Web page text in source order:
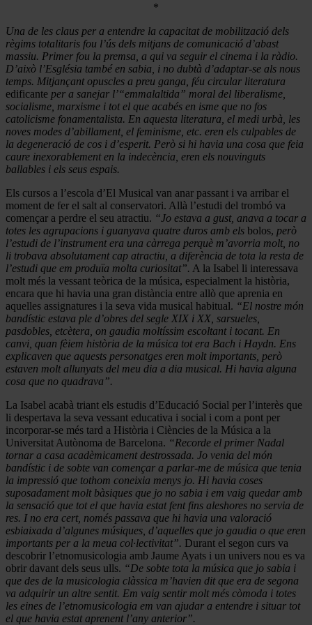
*
Una de les claus per a entendre la capacitat de mobilització dels
règims totalitaris fou l’ús dels mitjans de comunicació d’abast
massiu. Primer fou la premsa, a qui va seguir el cinema i la ràdio.
D’això l’Església també en sabia, i no dubtà d’adaptar-se als nous
temps. Mitjançant opuscles a preu ganga, féu circular literatura
edificante per a sanejar l’“emmalaltida” moral del liberalisme,
socialisme, marxisme i tot el que acabés en isme que no fos
catolicisme fonamentalista. En aquesta literatura, el medi urbà, les
noves modes d’abillament, el feminisme, etc. eren els culpables de
la degeneració de cos i d’esperit. Però si hi havia una cosa que feia
caure inexorablement en la indecència, eren els nouvinguts
ballables i els seus espais.
Els cursos a l’escola d’El Musical van anar passant i va arribar el
moment de fer el salt al conservatori. Allà l’estudi del trombó va
començar a perdre el seu atractiu. “Jo estava a gust, anava a tocar a
totes les agrupacions i guanyava quatre duros amb els bolos, però
l’estudi de l’instrument era una càrrega perquè m’avorria molt, no
li trobava absolutament cap atractiu, a diferència de tota la resta de
l’estudi que em produïa molta curiositat”. A la Isabel li interessava
molt més la vessant teòrica de la música, especialment la història,
encara que hi havia una gran distància entre allò que aprenia en
aquelles assignatures i la seva vida musical habitual. “El nostre món
bandístic estava ple d’obres del segle XIX i XX, sarsueles,
pasdobles, etcètera, on gaudia moltíssim escoltant i tocant. En
canvi, quan fèiem història de la música tot era Bach i Haydn. Ens
explicaven que aquests personatges eren molt importants, però
estaven molt allunyats del meu dia a dia musical. Hi havia alguna
cosa que no quadrava”.
La Isabel acabà triant els estudis d’Educació Social per l’interès que
li despertava la seva vessant educativa i social i com a pont per
incorporar-se més tard a Història i Ciències de la Música a la
Universitat Autònoma de Barcelona. “Recorde el primer Nadal
tornar a casa acadèmicament destrossada. Jo venia del món
bandístic i de sobte van començar a parlar-me de música que tenia
la impressió que tothom coneixia menys jo. Hi havia coses
suposadament molt bàsiques que jo no sabia i em vaig quedar amb
la sensació que tot el que havia estat fent fins aleshores no servia de
res. I no era cert, només passava que hi havia una valoració
esbiaixada d’algunes músiques, d’aquelles que jo gaudia o que eren
importants per a la meua col·lectivitat”. Durant el segon curs va
descobrir l’etnomusicologia amb Jaume Ayats i un univers nou es va
obrir davant dels seus ulls. “De sobte tota la música que jo sabia i
que des de la musicologia clàssica m’havien dit que era de segona
va adquirir un altre sentit. Em vaig sentir molt més còmoda i totes
les eines de l’etnomusicologia em van ajudar a entendre i situar tot
el que havia estat aprenent l’any anterior”.